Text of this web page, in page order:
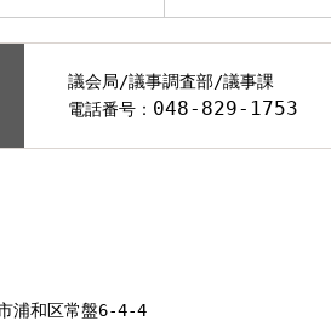
議会局/議事調査部/議事課
電話番号： 048-829-1753
浦和区常盤6-4-4